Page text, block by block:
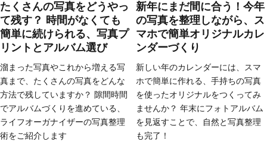
たくさんの写真をどうやっ
て残す？ 時間がなくても
簡単に続けられる、写真プ
リントとアルバム選び
溜まった写真やこれから増える写
真まで、たくさんの写真をどんな
方法で残していますか？ 隙間時間
でアルバムづくりを進めている、
ライフオーガナイザーの写真整理
術をご紹介します
新年にまだ間に合う！今年
の写真を整理しながら、ス
マホで簡単オリジナルカレ
ンダーづくり
新しい年のカレンダーには、スマ
ホで簡単に作れる、手持ちの写真
を使ったオリジナルをつくってみ
ませんか？ 年末にフォトアルバム
を見返すことで、自然と写真整理
も完了！